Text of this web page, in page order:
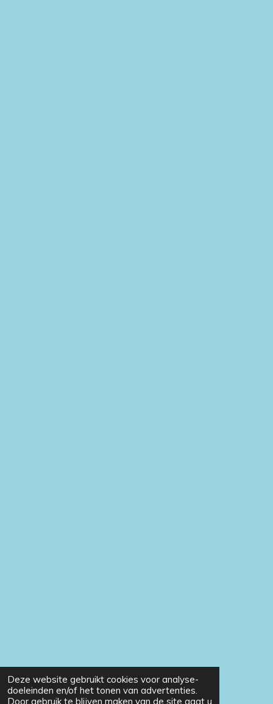
Deze website gebruikt cookies voor analyse-
doeleinden en/of het tonen van advertenties.
Door gebruik te blijven maken van de site gaat u